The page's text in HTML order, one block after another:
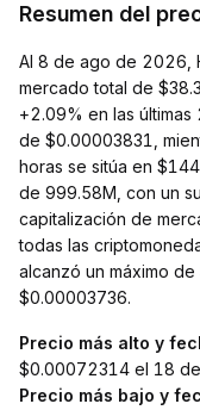
Resumen del
Al 8 de ago de 2026,
mercado total de
+2.09% en las últimas
de $0.00003831,
horas se sitúa en
de 999.58M, con un
capitalización de
todas las
alcanzó un máximo
$0.00003736.
Precio más alto y
$0.00072314 el 18
Precio más bajo y